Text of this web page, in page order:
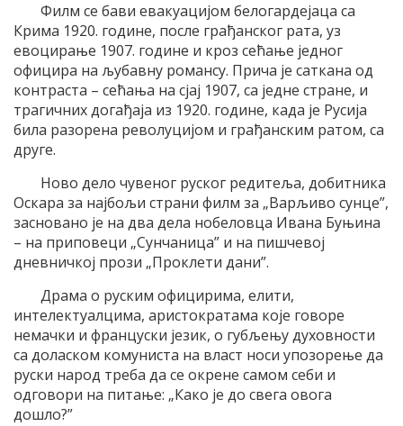
Филм се бави евакуацијом белогардејаца са
Крима 1920. године, после грађанског рата, уз
евоцирање 1907. године и кроз сећање једног
официра на љубавну романсу. Прича је саткана од
контраста – сећања на сјај 1907, са једне стране, и
трагичних догађаја из 1920. године, када је Русија
била разорена револуцијом и грађанским ратом, са
друге.
Ново дело чувеног руског редитеља, добитника
Оскара за најбољи страни филм за „Варљиво сунце”,
засновано је на два дела нобеловца Ивана Буњина
– на приповеци „Сунчаница” и на пишчевој
дневничкој прози „Проклети дани”.
Драма о руским официрима, елити,
интелектуалцима, аристократама које говоре
немачки и француски језик, о губљењу духовности
са доласком комуниста на власт носи упозорење да
руски народ треба да се окрене самом себи и
одговори на питање: „Како је до свега овога
дошло?”